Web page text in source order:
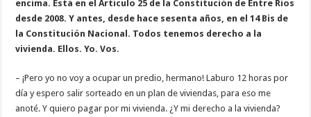
encima. Está en el Artículo 25 de la Constitución de Entre Ríos
desde 2008. Y antes, desde hace sesenta años, en el 14 Bis de
la Constitución Nacional. Todos tenemos derecho a la
vivienda. Ellos. Yo. Vos.
– ¡Pero yo no voy a ocupar un predio, hermano! Laburo 12 horas por
día y espero salir sorteado en un plan de viviendas, para eso me
anoté. Y quiero pagar por mi vivienda. ¿Y mi derecho a la vivienda?